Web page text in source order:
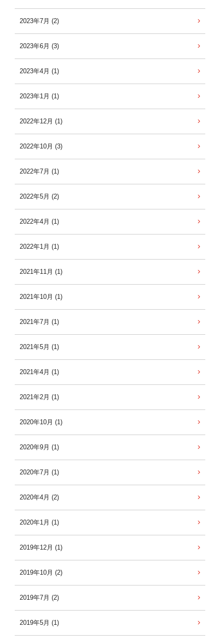
2023年7月 (2)
2023年6月 (3)
2023年4月 (1)
2023年1月 (1)
2022年12月 (1)
2022年10月 (3)
2022年7月 (1)
2022年5月 (2)
2022年4月 (1)
2022年1月 (1)
2021年11月 (1)
2021年10月 (1)
2021年7月 (1)
2021年5月 (1)
2021年4月 (1)
2021年2月 (1)
2020年10月 (1)
2020年9月 (1)
2020年7月 (1)
2020年4月 (2)
2020年1月 (1)
2019年12月 (1)
2019年10月 (2)
2019年7月 (2)
2019年5月 (1)